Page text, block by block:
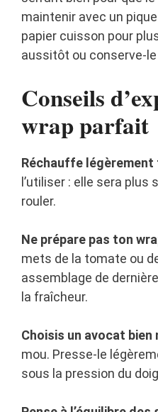
maintenir avec un
papier cuisson pour
aussitôt ou conserve-
Conseils
wrap parfait
Réchauffe
l’utiliser : elle sera
rouler.
Ne prépare pas ton
mets de la tomate ou
assemblage de
la fraîcheur.
Choisis un avocat bien
mou. Presse-le
sous la pression du